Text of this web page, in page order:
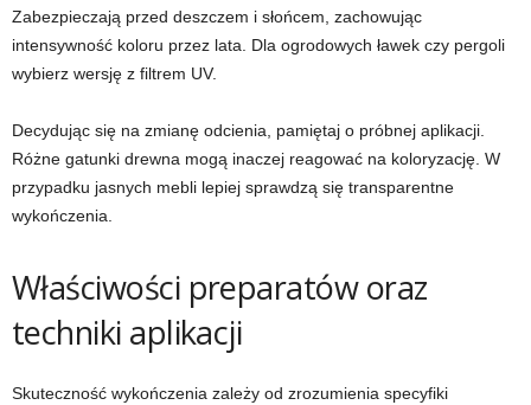
Zabezpieczają przed deszczem i słońcem, zachowując
intensywność koloru przez lata. Dla ogrodowych ławek czy pergoli
wybierz wersję z filtrem UV.
Decydując się na zmianę odcienia, pamiętaj o próbnej aplikacji.
Różne gatunki drewna mogą inaczej reagować na koloryzację. W
przypadku jasnych mebli lepiej sprawdzą się transparentne
wykończenia.
Właściwości preparatów oraz
techniki aplikacji
Skuteczność wykończenia zależy od zrozumienia specyfiki